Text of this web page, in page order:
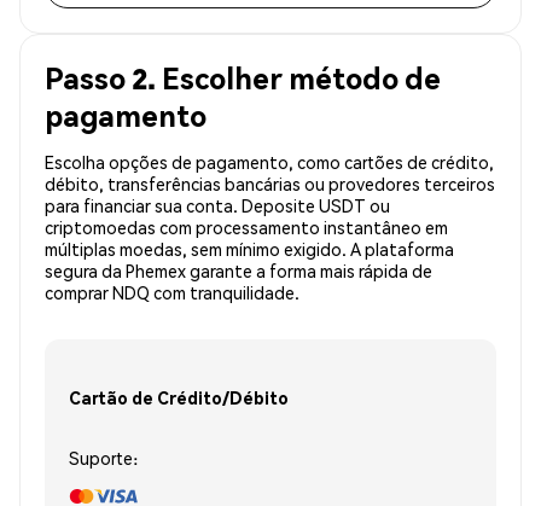
Passo 2. Escolher método de
pagamento
Escolha opções de pagamento, como cartões de crédito,
débito, transferências bancárias ou provedores terceiros
para financiar sua conta. Deposite USDT ou
criptomoedas com processamento instantâneo em
múltiplas moedas, sem mínimo exigido. A plataforma
segura da Phemex garante a forma mais rápida de
comprar NDQ com tranquilidade.
Cartão de Crédito/Débito
Suporte: